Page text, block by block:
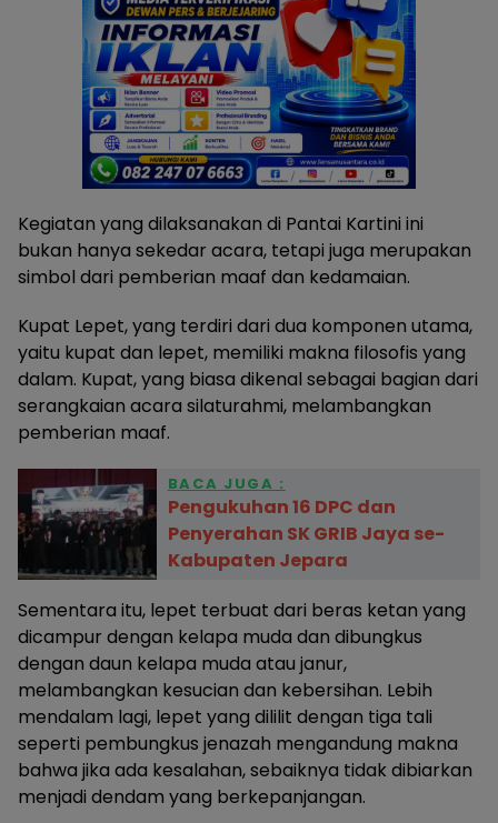
Kegiatan yang dilaksanakan di Pantai Kartini ini
bukan hanya sekedar acara, tetapi juga merupakan
simbol dari pemberian maaf dan kedamaian.
Kupat Lepet, yang terdiri dari dua komponen utama,
yaitu kupat dan lepet, memiliki makna filosofis yang
dalam. Kupat, yang biasa dikenal sebagai bagian dari
serangkaian acara silaturahmi, melambangkan
pemberian maaf.
BACA JUGA :
Pengukuhan 16 DPC dan
Penyerahan SK GRIB Jaya se-
Kabupaten Jepara
Sementara itu, lepet terbuat dari beras ketan yang
dicampur dengan kelapa muda dan dibungkus
dengan daun kelapa muda atau janur,
melambangkan kesucian dan kebersihan. Lebih
mendalam lagi, lepet yang dililit dengan tiga tali
seperti pembungkus jenazah mengandung makna
bahwa jika ada kesalahan, sebaiknya tidak dibiarkan
menjadi dendam yang berkepanjangan.